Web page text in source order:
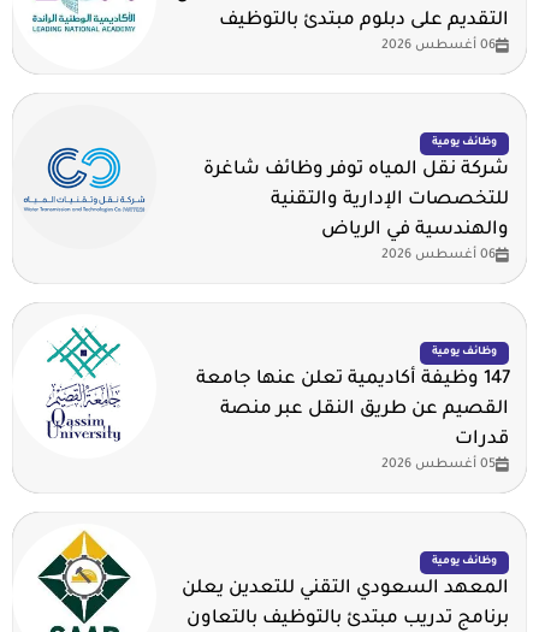
التقديم على دبلوم مبتدئ بالتوظيف
06 أغسطس 2026
وظائف يومية
شركة نقل المياه توفر وظائف شاغرة
للتخصصات الإدارية والتقنية
والهندسية في الرياض
06 أغسطس 2026
وظائف يومية
147 وظيفة أكاديمية تعلن عنها جامعة
القصيم عن طريق النقل عبر منصة
قدرات
05 أغسطس 2026
وظائف يومية
المعهد السعودي التقني للتعدين يعلن
برنامج تدريب مبتدئ بالتوظيف بالتعاون